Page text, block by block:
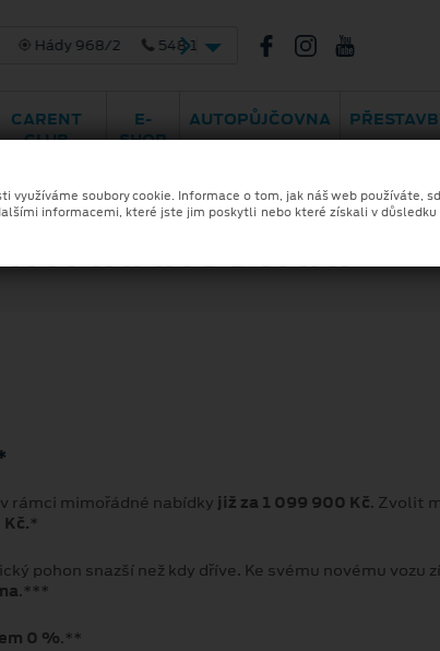
548 141 414
Skladové vozy
CARENT
CLUB
E-
SHOP
AUTOPŮJČOVNA
A FINANCOVÁNÍ
rámci mimořádné nabídky již za 1 099 900 Kč. Zvolit
*
pohon snazší než kdy dříve. Ke svému novému
.***
0 %.**
soubory cookie. Informace o tom, jak náš web používáte,
informacemi, které jste jim poskytli nebo které získali v důsledku